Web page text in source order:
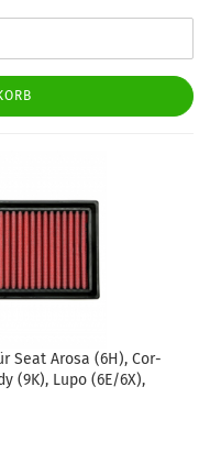
Seat Arosa (6H), Cor­
(9K), Lupo (6E/6X),